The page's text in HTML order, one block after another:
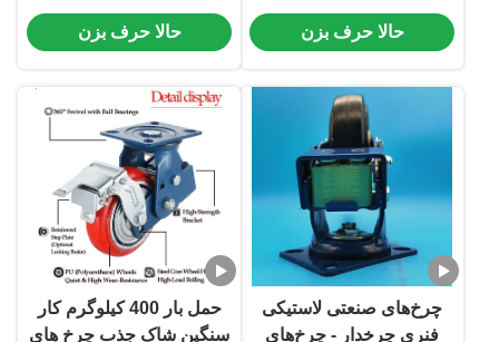
بهار باردار Caster 6 اینچ
خط مونتاژ بسته بندی خودرو
حالا حرف بزن
چرخ‌های سبک ترولی‌ها
چرخ‌های مبلمان
حالا حرف بزن
چرخ‌های صنعتی لاستیکی
فنری چرخدار - چرخ‌های
حمل بار 400 کیلوگرم کار
سنگین شاک جذب چرخ های